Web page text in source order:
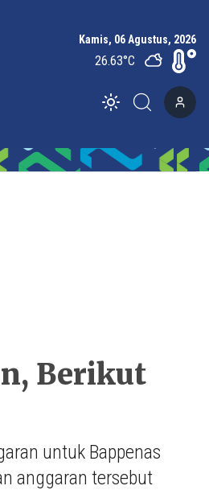
Kamis, 06 Agustus, 2026
26.63°C
Toggle theme
Berikut
untuk Bappenas
anggaran tersebut